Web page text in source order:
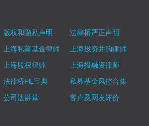
版权和隐私声明
法律桥严正声明
上海私募基金律师
上海投资并购律师
上海股权律师
上海投融资律师
法律桥PE宝典
私募基金风控合集
公司法讲堂
客户及网友评价